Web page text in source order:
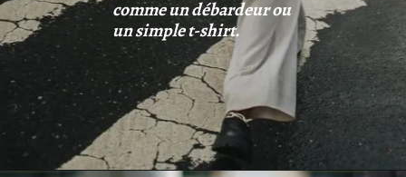
comme un débardeur ou
un simple t-shirt.